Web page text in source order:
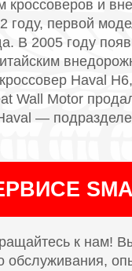
и
году, первой
В 2005 году
Haval
Wall Motor
—
к нам!
обслуживания,